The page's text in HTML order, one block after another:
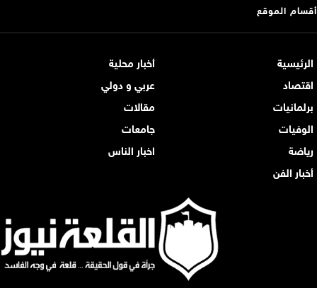
أقسام الموقع
الرئيسية
أخبار محلية
اقتصاد
عربي و دولي
برلمانيات
مقالات
الوفيات
جامعات
رياضة
اخبار الناس
أخبار الفن